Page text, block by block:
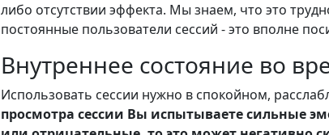
либо отсутствии эффекта. Мы знаем, что это
постоянные пользователи сессий - это вполне
Внутреннее состояние во
Использовать сессии нужно в спокойном,
просмотра сессии Вы испытываете сильные